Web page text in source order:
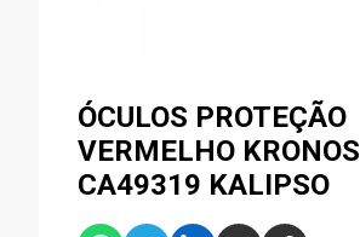
ÓCULOS PROTEÇÃO
VERMELHO KRONOS
CA49319 KALIPSO